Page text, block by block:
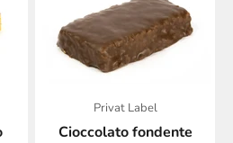
Privat Label
Cioccolato fondente